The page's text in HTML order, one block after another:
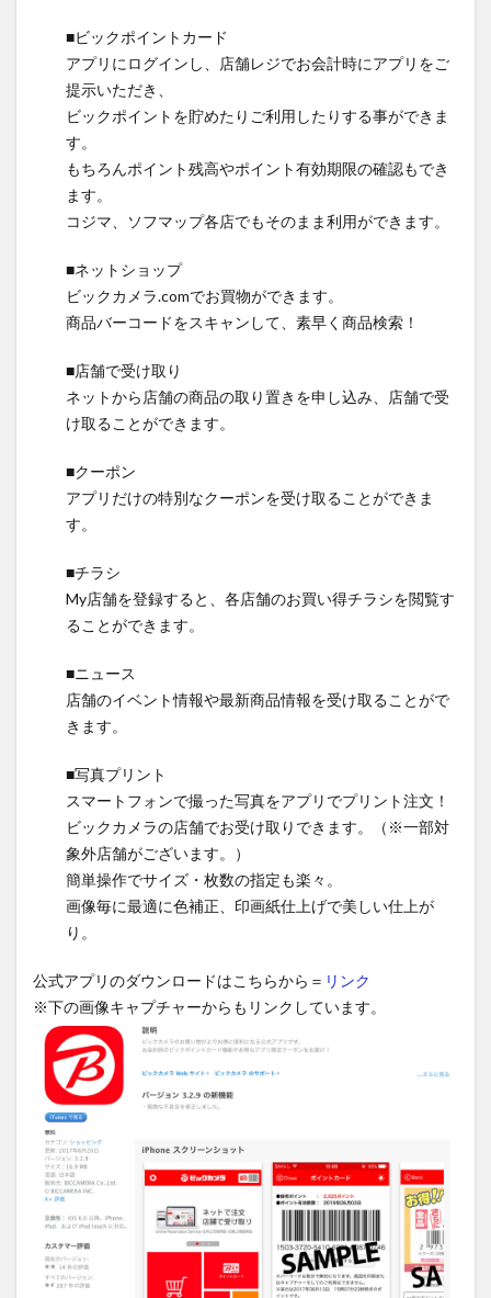
■ビックポイントカード
アプリにログインし、店舗レジでお会計時にアプリをご
提示いただき、
ビックポイントを貯めたりご利用したりする事ができま
す。
もちろんポイント残高やポイント有効期限の確認もでき
ます。
コジマ、ソフマップ各店でもそのまま利用ができます。
■ネットショップ
ビックカメラ.comでお買物ができます。
商品バーコードをスキャンして、素早く商品検索！
■店舗で受け取り
ネットから店舗の商品の取り置きを申し込み、店舗で受
け取ることができます。
■クーポン
アプリだけの特別なクーポンを受け取ることができま
す。
■チラシ
My店舗を登録すると、各店舗のお買い得チラシを閲覧す
ることができます。
■ニュース
店舗のイベント情報や最新商品情報を受け取ることがで
きます。
■写真プリント
スマートフォンで撮った写真をアプリでプリント注文！
ビックカメラの店舗でお受け取りできます。（※一部対
象外店舗がございます。）
簡単操作でサイズ・枚数の指定も楽々。
画像毎に最適に色補正、印画紙仕上げで美しい仕上が
り。
公式アプリのダウンロードはこちらから＝ リンク
※下の画像キャプチャーからもリンクしています。